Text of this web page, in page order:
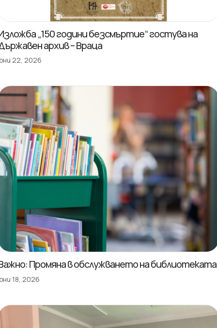
„150 години безсмъртие“ гостува на
архив – Враца
22, 2026
Промяна в обслужването на библиотеката
18, 2026